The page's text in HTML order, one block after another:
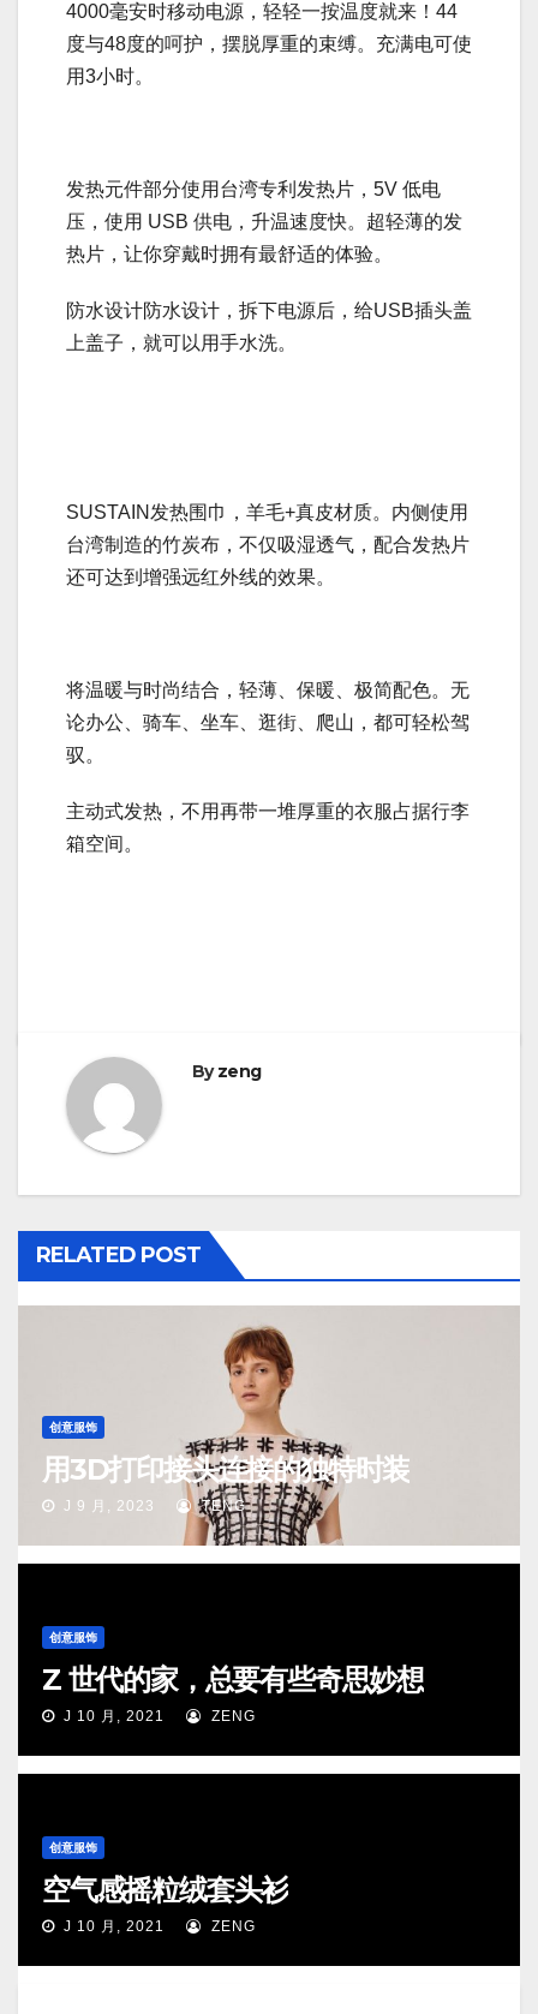
4000毫安时移动电源，轻轻一按温度就来！44
度与48度的呵护，摆脱厚重的束缚。充满电可使
用3小时。
发热元件部分使用台湾专利发热片，5V 低电
压，使用 USB 供电，升温速度快。超轻薄的发
热片，让你穿戴时拥有最舒适的体验。
防水设计防水设计，拆下电源后，给USB插头盖
上盖子，就可以用手水洗。
SUSTAIN发热围巾，羊毛+真皮材质。内侧使用
台湾制造的竹炭布，不仅吸湿透气，配合发热片
还可达到增强远红外线的效果。
将温暖与时尚结合，轻薄、保暖、极简配色。无
论办公、骑车、坐车、逛街、爬山，都可轻松驾
驭。
主动式发热，不用再带一堆厚重的衣服占据行李
箱空间。
Byzeng
RELATED POST
创意服饰
用3D打印接头连接的独特时装
J 9 月, 2023 TENG
创意服饰
Z 世代的家，总要有些奇思妙想
J 10 月, 2021 ZENG
创意服饰
空气感摇粒绒套头衫
J 10 月, 2021 ZENG